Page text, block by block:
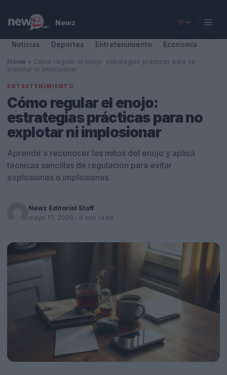
Newz
Noticias Deportes Entretenimiento Economía
Home » Cómo regular el enojo: estrategias prácticas para no
explotar ni implosionar
ENTRETENIMIENTO
Cómo regular el enojo:
estrategias prácticas para no
explotar ni implosionar
Aprendé a reconocer los mitos del enojo y aplicá
técnicas sencillas de regulación para evitar
explosiones o implosiones
Newz Editorial Staff
mayo 17, 2026 · 4 min read